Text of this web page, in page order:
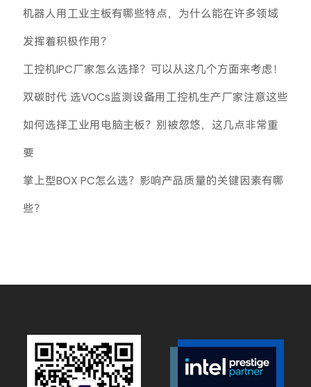
机器人用工业主板有哪些特点，为什么能在许多领域
发挥着积极作用？
工控机IPC厂家怎么选择？可以从这几个方面来考虑！
双碳时代 选VOCs监测设备用工控机生产厂家注意这些
如何选择工业用电脑主板？别被忽悠，这几点非常重
要
掌上型BOX PC怎么选？影响产品质量的关键因素有哪
些？